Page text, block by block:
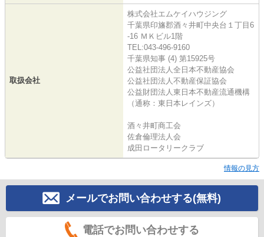
取扱会社
株式会社エムケイハウジング
千葉県印旛郡酒々井町中央台１丁目6
-16 ＭＫビル1階
TEL:043-496-9160
千葉県知事 (4) 第15925号
公益社団法人全日本不動産協会
公益社団法人不動産保証協会
公益財団法人東日本不動産流通機構
（通称：東日本レインズ）
酒々井町商工会
佐倉倫理法人会
成田ロータリークラブ
情報の見方
メールでお問い合わせする(無料)
電話でお問い合わせする